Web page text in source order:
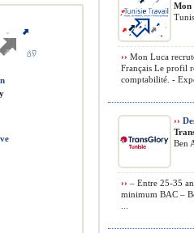
Mon
›› Mon Luca
Français Le profil
comptabilité. -
››
Ben
›› – Entre 25-35
minimum BAC –